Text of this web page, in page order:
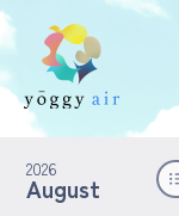
受講の流れ
料金について
2026
August